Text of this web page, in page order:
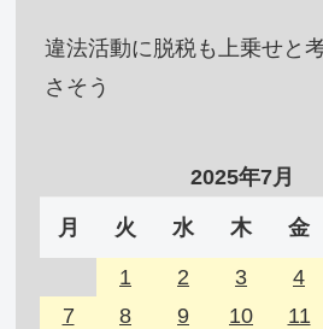
違法活動に脱税も上乗せと
さそう
2025年7月
月 火 水 木 金
1 2 3 4
7
8 9 10 11